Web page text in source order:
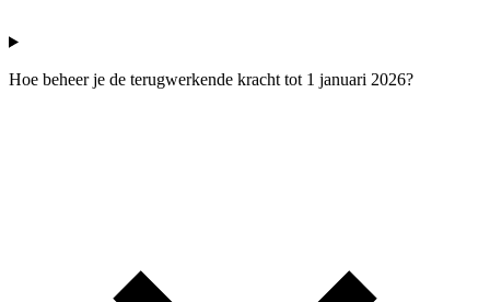
Hoe beheer je de terugwerkende kracht tot 1 januari 2026?